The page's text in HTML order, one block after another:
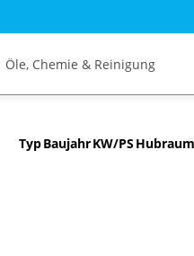
Öle, Chemie & Reinigung
TypBaujahrKW/PS Hubraum